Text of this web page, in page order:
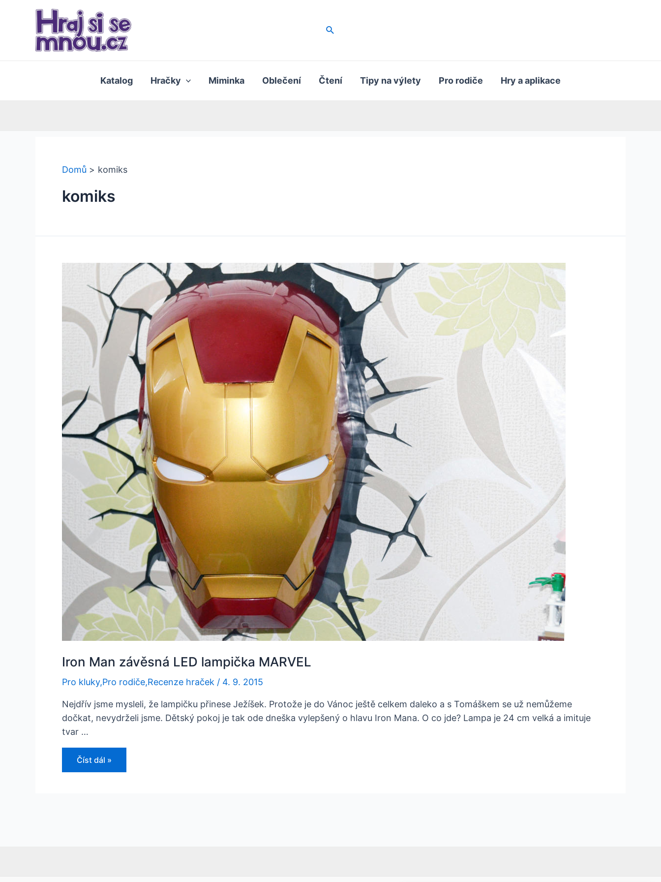
Hledat
Katalog Hračky Miminka Oblečení Čtení Tipy na výlety Pro rodiče Hry a aplikace
Domů komiks
komiks
Iron Man závěsná LED lampička MARVEL
Pro kluky,Pro rodiče,Recenze hraček / 4. 9. 2015
Nejdřív jsme mysleli, že lampičku přinese Ježíšek. Protože je do Vánoc ještě celkem daleko a s Tomáškem se už nemůžeme
dočkat, nevydrželi jsme. Dětský pokoj je tak ode dneška vylepšený o hlavu Iron Mana. O co jde? Lampa je 24 cm velká a imituje
tvar …
Iron
Man
závěsná
Číst dál »